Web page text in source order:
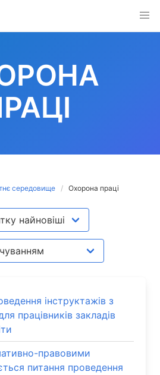
середовище Охорона праці
інструктажів з
працівників закладів
правовими
питання проведення